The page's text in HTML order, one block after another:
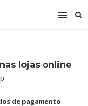
lojas online
de pagamento